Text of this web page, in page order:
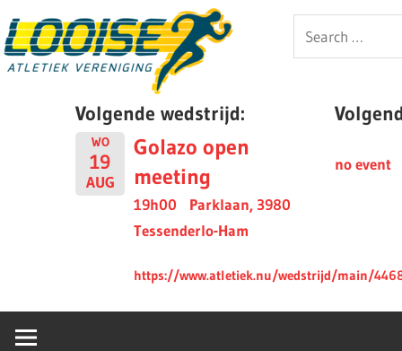
to
content
Looise
Search
for:
Volgende wedstrijd:
WO
19
AUG
Golazo open
meeting
19h00
Parklaan, 3980
Tessenderlo-Ham
https://www.atletiek.nu/wedstrijd/main/
no event